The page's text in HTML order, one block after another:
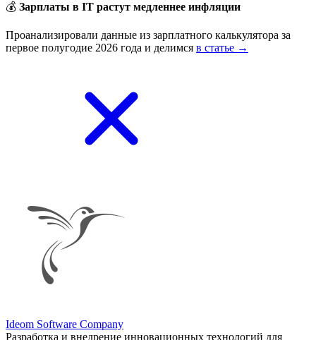
💰 Зарплаты в IT растут медленнее инфляции
Проанализировали данные из зарплатного калькулятора за
первое полугодие 2026 года и делимся в статье →
Ideom Software Company
Разработка и внедрение инновационных технологий для